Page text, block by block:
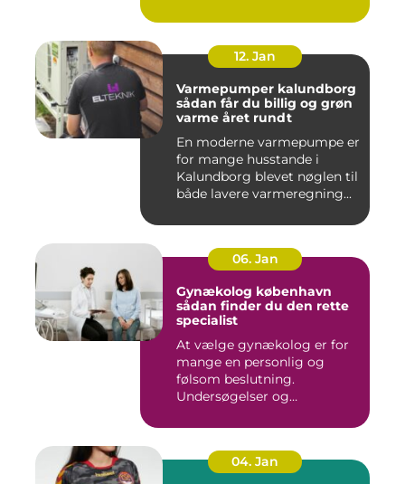
12. Jan
Varmepumper kalundborg
sådan får du billig og grøn
varme året rundt
En moderne varmepumpe er
for mange husstande i
Kalundborg blevet nøglen til
både lavere varmeregning...
06. Jan
Gynækolog københavn
sådan finder du den rette
specialist
At vælge gynækolog er for
mange en personlig og
følsom beslutning.
Undersøgelser og
04. Jan